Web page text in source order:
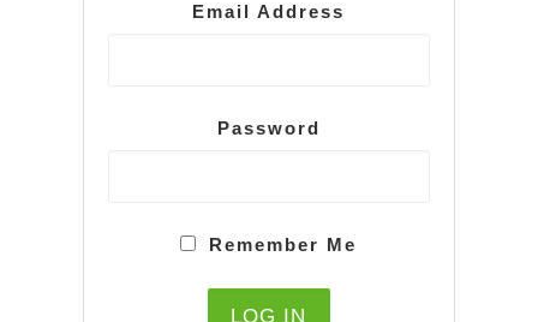
Email Address
Password
Remember Me